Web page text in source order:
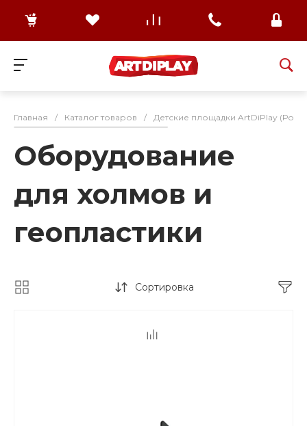
Главная / Каталог товаров / Детские площадки ArtDiPlay
Оборудование
для холмов и
геопластики
Сортировка